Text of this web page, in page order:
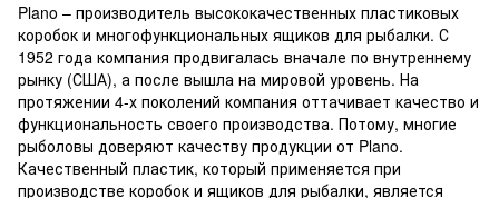
Plano – производитель высококачественных пластиковых
коробок и многофункциональных ящиков для рыбалки. С
1952 года компания продвигалась вначале по внутреннему
рынку (США), а после вышла на мировой уровень. На
протяжении 4-х поколений компания оттачивает качество и
функциональность своего производства. Потому, многие
рыболовы доверяют качеству продукции от Plano.
Качественный пластик, который применяется при
производстве коробок и ящиков для рыбалки, является